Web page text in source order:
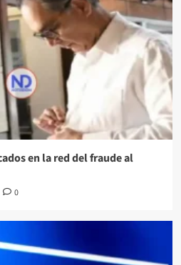
en la red del fraude al
0